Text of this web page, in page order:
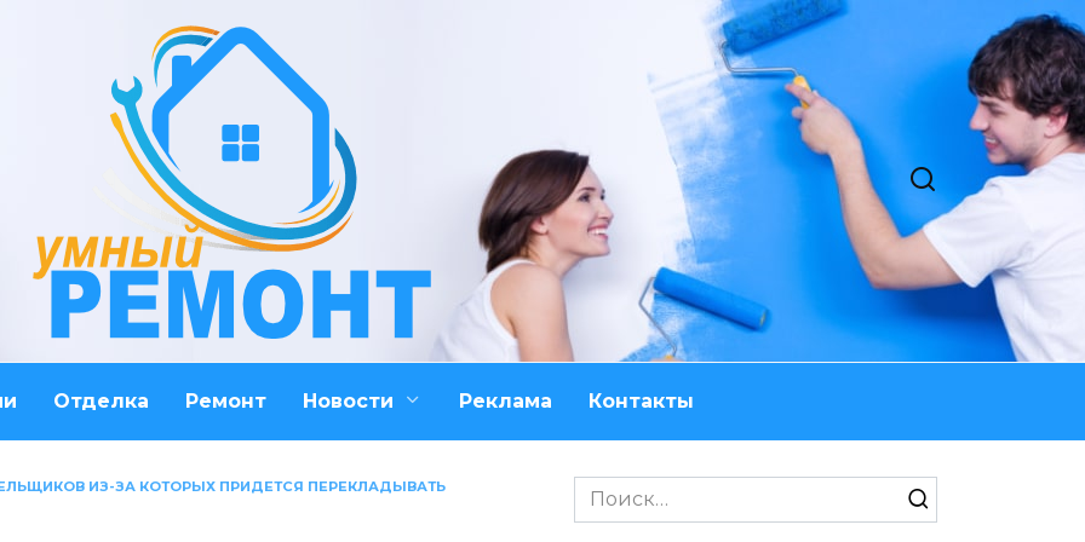
Отделка Ремонт Новости Реклама Контакты
ИЗ-ЗА КОТОРЫХ ПРИДЕТСЯ ПЕРЕКЛАДЫВАТЬ
Search
for: